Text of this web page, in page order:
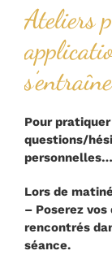
Ateliers
Pour pratiquer
questions/
personnelles…
Lors de
– Poserez
rencontrés
séance.